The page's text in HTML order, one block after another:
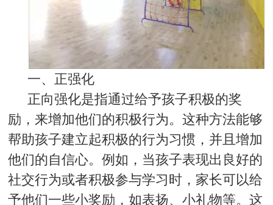
一、正强化
正向强化是指通过给予孩子积极的奖
励，来增加他们的积极行为。这种方法能够
帮助孩子建立起积极的行为习惯，并且增加
他们的自信心。例如，当孩子表现出良好的
社交行为或者积极参与学习时，家长可以给
予他们一些小奖励，如表扬、小礼物等。这